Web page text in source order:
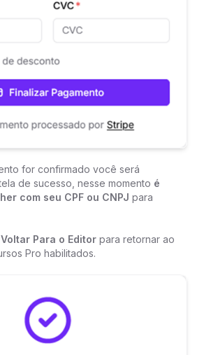
for confirmado você será
de sucesso, nesse momento é
com seu CPF ou CNPJ para
Para o Editor para retornar ao
Pro habilitados.